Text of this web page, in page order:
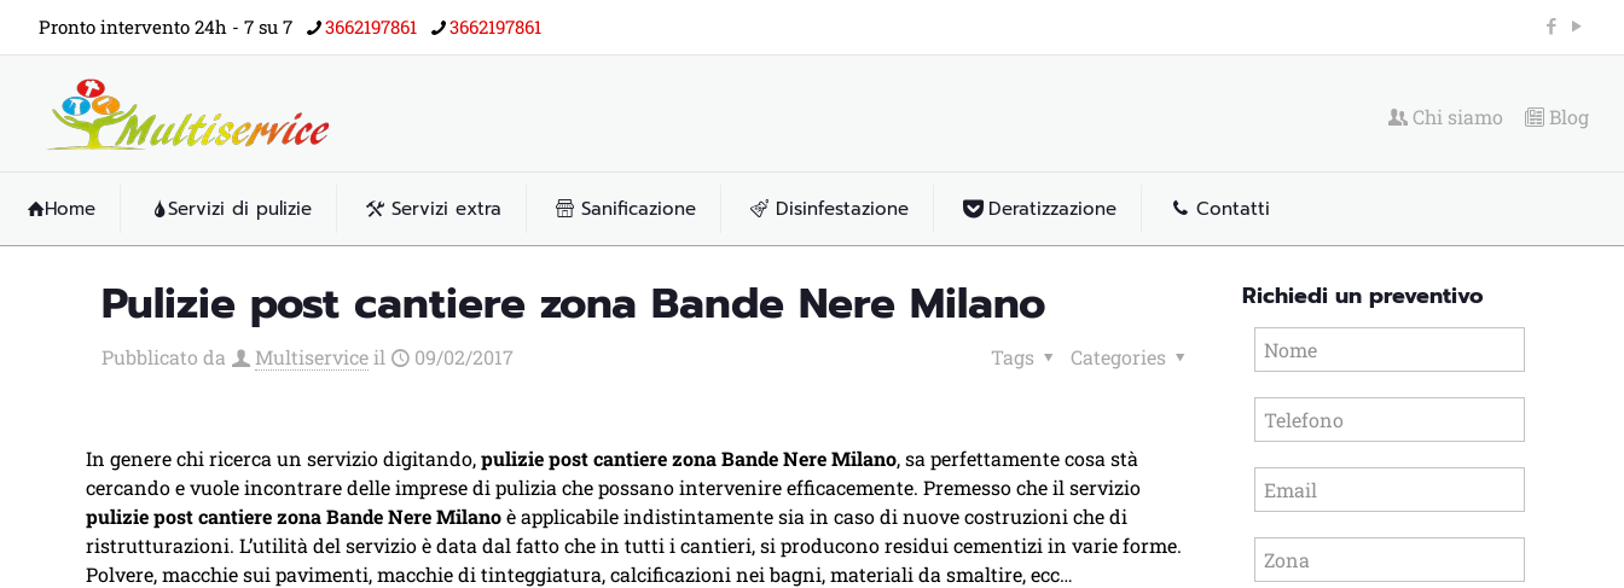
Pronto intervento 24h - 7 su 7 3662197861 3662197861
Home Servizi di pulizie Servizi extra Sanificazione Disinfestazione Deratizzazione Contatti
Chi siamo Blog
Pulizie post cantiere zona Bande Nere Milano
Pubblicato da Multiservice il 09/02/2017 Categories
Tags
In genere chi ricerca un servizio digitando,pulizie post cantiere zona Bande Nere Milano, sa perfettamente cosa stà
cercando e vuole incontrare delle imprese di pulizia che possano intervenire efficacemente. Premesso che il servizio
pulizie post cantiere zona Bande Nere Milanoè applicabile indistintamente sia in caso di nuove costruzioni che di
ristrutturazioni. L’utilità del servizio è data dal fatto che in tutti i cantieri, si producono residui cementizi in varie forme.
Polvere, macchie sui pavimenti, macchie di tinteggiatura, calcificazioni nei bagni, materiali da smaltire, ecc…
Richiedi un preventivo